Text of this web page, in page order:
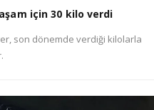
için 30 kilo verdi
son dönemde verdiği kilolarla